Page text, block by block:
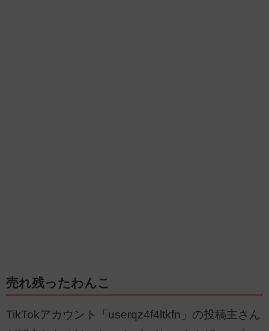
売れ残ったわんこ
TikTokアカウント「userqz4f4ltkfn」の投稿主さん